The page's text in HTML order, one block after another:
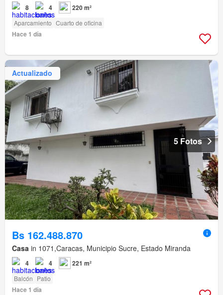
8 4 220 m²
Aparcamiento Cuarto de oficina
Hace 1 día
Actualizado
5 Fotos
Bs 162.488.870
Casa in 1071,Caracas, Municipio Sucre, Estado Miranda
4 4 221 m²
Balcón Patio
Hace 1 día